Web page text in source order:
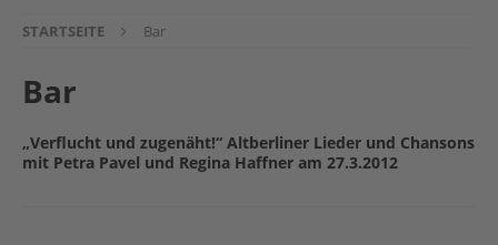
STARTSEITE Bar
Bar
„Verflucht und zugenäht!“ Altberliner Lieder und Chansons
mit Petra Pavel und Regina Haffner am 27.3.2012